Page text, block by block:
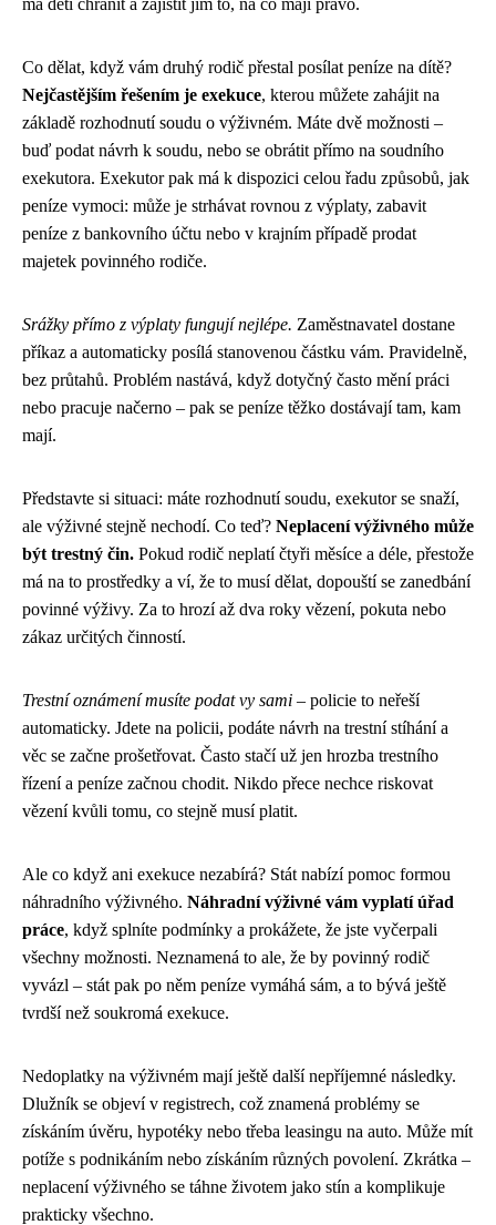
Co dělat, když vám druhý rodič přestal posílat peníze na dítě?
Nejčastějším řešením je exekuce, kterou můžete zahájit na
základě rozhodnutí soudu o výživném. Máte dvě možnosti –
buď podat návrh k soudu, nebo se obrátit přímo na soudního
exekutora. Exekutor pak má k dispozici celou řadu způsobů, jak
peníze vymoci: může je strhávat rovnou z výplaty, zabavit
peníze z bankovního účtu nebo v krajním případě prodat
majetek povinného rodiče.
Srážky přímo z výplaty fungují nejlépe. Zaměstnavatel dostane
příkaz a automaticky posílá stanovenou částku vám. Pravidelně,
bez průtahů. Problém nastává, když dotyčný často mění práci
nebo pracuje načerno – pak se peníze těžko dostávají tam, kam
mají.
Představte si situaci: máte rozhodnutí soudu, exekutor se snaží,
ale výživné stejně nechodí. Co teď? Neplacení výživného může
být trestný čin. Pokud rodič neplatí čtyři měsíce a déle, přestože
má na to prostředky a ví, že to musí dělat, dopouští se zanedbání
povinné výživy. Za to hrozí až dva roky vězení, pokuta nebo
zákaz určitých činností.
Trestní oznámení musíte podat vy sami – policie to neřeší
automaticky. Jdete na policii, podáte návrh na trestní stíhání a
věc se začne prošetřovat. Často stačí už jen hrozba trestního
řízení a peníze začnou chodit. Nikdo přece nechce riskovat
vězení kvůli tomu, co stejně musí platit.
Ale co když ani exekuce nezabírá? Stát nabízí pomoc formou
náhradního výživného. Náhradní výživné vám vyplatí úřad
práce, když splníte podmínky a prokážete, že jste vyčerpali
všechny možnosti. Neznamená to ale, že by povinný rodič
vyvázl – stát pak po něm peníze vymáhá sám, a to bývá ještě
tvrdší než soukromá exekuce.
Nedoplatky na výživném mají ještě další nepříjemné následky.
Dlužník se objeví v registrech, což znamená problémy se
získáním úvěru, hypotéky nebo třeba leasingu na auto. Může mít
potíže s podnikáním nebo získáním různých povolení. Zkrátka –
neplacení výživného se táhne životem jako stín a komplikuje
prakticky všechno.